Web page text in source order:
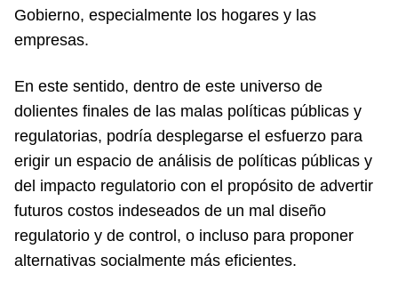
Gobierno, especialmente los hogares y las
empresas.
En este sentido, dentro de este universo de
dolientes finales de las malas políticas públicas y
regulatorias, podría desplegarse el esfuerzo para
erigir un espacio de análisis de políticas públicas y
del impacto regulatorio con el propósito de advertir
futuros costos indeseados de un mal diseño
regulatorio y de control, o incluso para proponer
alternativas socialmente más eficientes.